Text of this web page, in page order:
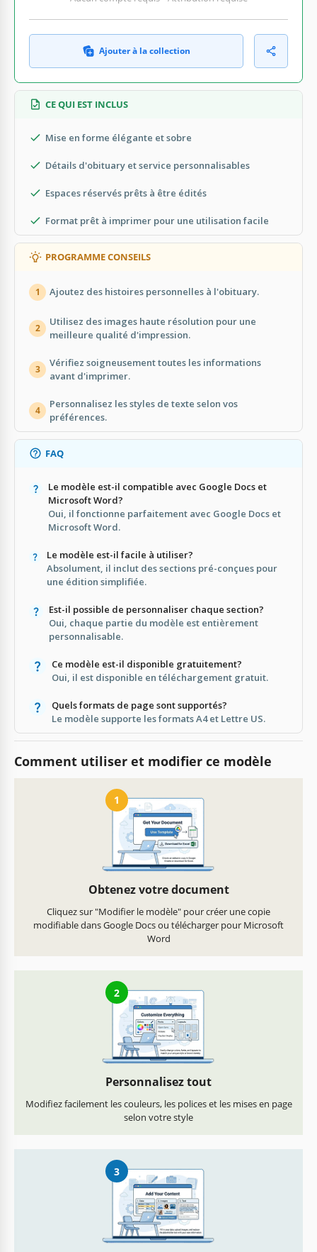
Ajouter à la collection
CE QUI EST INCLUS
Mise en forme élégante et sobre
Détails d'obituary et service personnalisables
Espaces réservés prêts à être édités
Format prêt à imprimer pour une utilisation facile
PROGRAMME CONSEILS
1 Ajoutez des histoires personnelles à l'obituary.
2
Utilisez des images haute résolution pour une
meilleure qualité d'impression.
3
Vérifiez soigneusement toutes les informations
avant d'imprimer.
4
Personnalisez les styles de texte selon vos
préférences.
FAQ
Le modèle est-il compatible avec Google Docs et
Microsoft Word?
Oui, il fonctionne parfaitement avec Google Docs et
Microsoft Word.
Le modèle est-il facile à utiliser?
Absolument, il inclut des sections pré-conçues pour
une édition simplifiée.
Est-il possible de personnaliser chaque section?
Oui, chaque partie du modèle est entièrement
personnalisable.
Ce modèle est-il disponible gratuitement?
Oui, il est disponible en téléchargement gratuit.
Quels formats de page sont supportés?
Le modèle supporte les formats A4 et Lettre US.
Comment utiliser et modifier ce modèle
1
Obtenez votre document
Cliquez sur "Modifier le modèle" pour créer une copie
modifiable dans Google Docs ou télécharger pour Microsoft
Word
2
Personnalisez tout
Modifiez facilement les couleurs, les polices et les mises en page
selon votre style
3